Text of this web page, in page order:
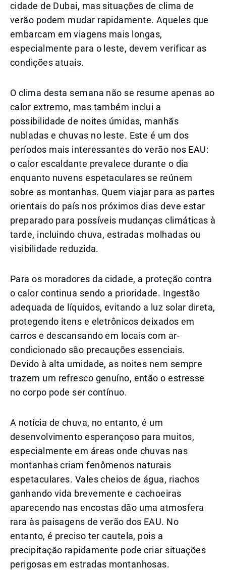
cidade de Dubai, mas situações de clima de
verão podem mudar rapidamente. Aqueles que
embarcam em viagens mais longas,
especialmente para o leste, devem verificar as
condições atuais.
O clima desta semana não se resume apenas ao
calor extremo, mas também inclui a
possibilidade de noites úmidas, manhãs
nubladas e chuvas no leste. Este é um dos
períodos mais interessantes do verão nos EAU:
o calor escaldante prevalece durante o dia
enquanto nuvens espetaculares se reúnem
sobre as montanhas. Quem viajar para as partes
orientais do país nos próximos dias deve estar
preparado para possíveis mudanças climáticas à
tarde, incluindo chuva, estradas molhadas ou
visibilidade reduzida.
Para os moradores da cidade, a proteção contra
o calor continua sendo a prioridade. Ingestão
adequada de líquidos, evitando a luz solar direta,
protegendo itens e eletrônicos deixados em
carros e descansando em locais com ar-
condicionado são precauções essenciais.
Devido à alta umidade, as noites nem sempre
trazem um refresco genuíno, então o estresse
no corpo pode ser contínuo.
A notícia de chuva, no entanto, é um
desenvolvimento esperançoso para muitos,
especialmente em áreas onde chuvas nas
montanhas criam fenômenos naturais
espetaculares. Vales cheios de água, riachos
ganhando vida brevemente e cachoeiras
aparecendo nas encostas dão uma atmosfera
rara às paisagens de verão dos EAU. No
entanto, é preciso ter cautela, pois a
precipitação rapidamente pode criar situações
perigosas em estradas montanhosas.